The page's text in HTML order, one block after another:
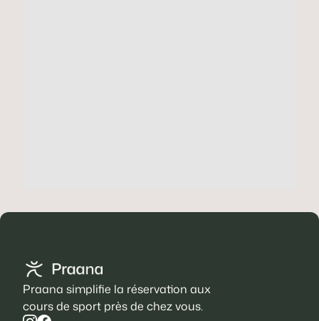
Praana simplifie la réservation aux
cours de sport près de chez vous.